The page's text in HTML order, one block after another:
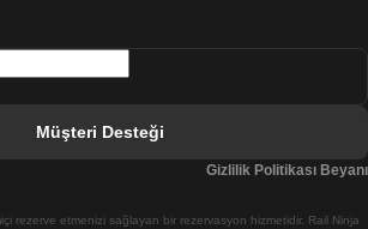
rezerve etmenizi sağlayan bir rezervasyon hizmetidir. Rail Ninja
Müşteri Desteği
Gizlilik Politikası Beyanı